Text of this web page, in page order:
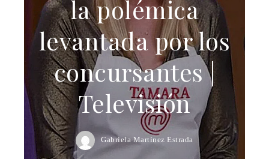
la polémica
levantada por los
concursantes |
Televisión
Gabriela Martínez Estrada